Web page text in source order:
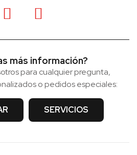
más información?
para cualquier pregunta,
o pedidos especiales:
SERVICIOS